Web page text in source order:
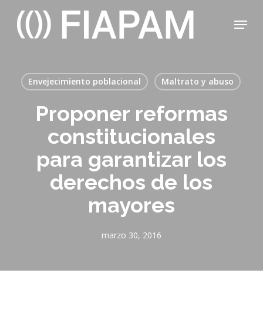
main
Menu
Envejecimiento poblacional Maltrato y abuso
Proponer reformas
constitucionales
para garantizar los
derechos de los
mayores
marzo 30, 2016